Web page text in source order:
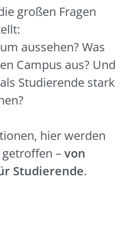
großen Fragen
aussehen? Was
Campus aus? Und
Studierende stark
hier werden
–von
Studierende.